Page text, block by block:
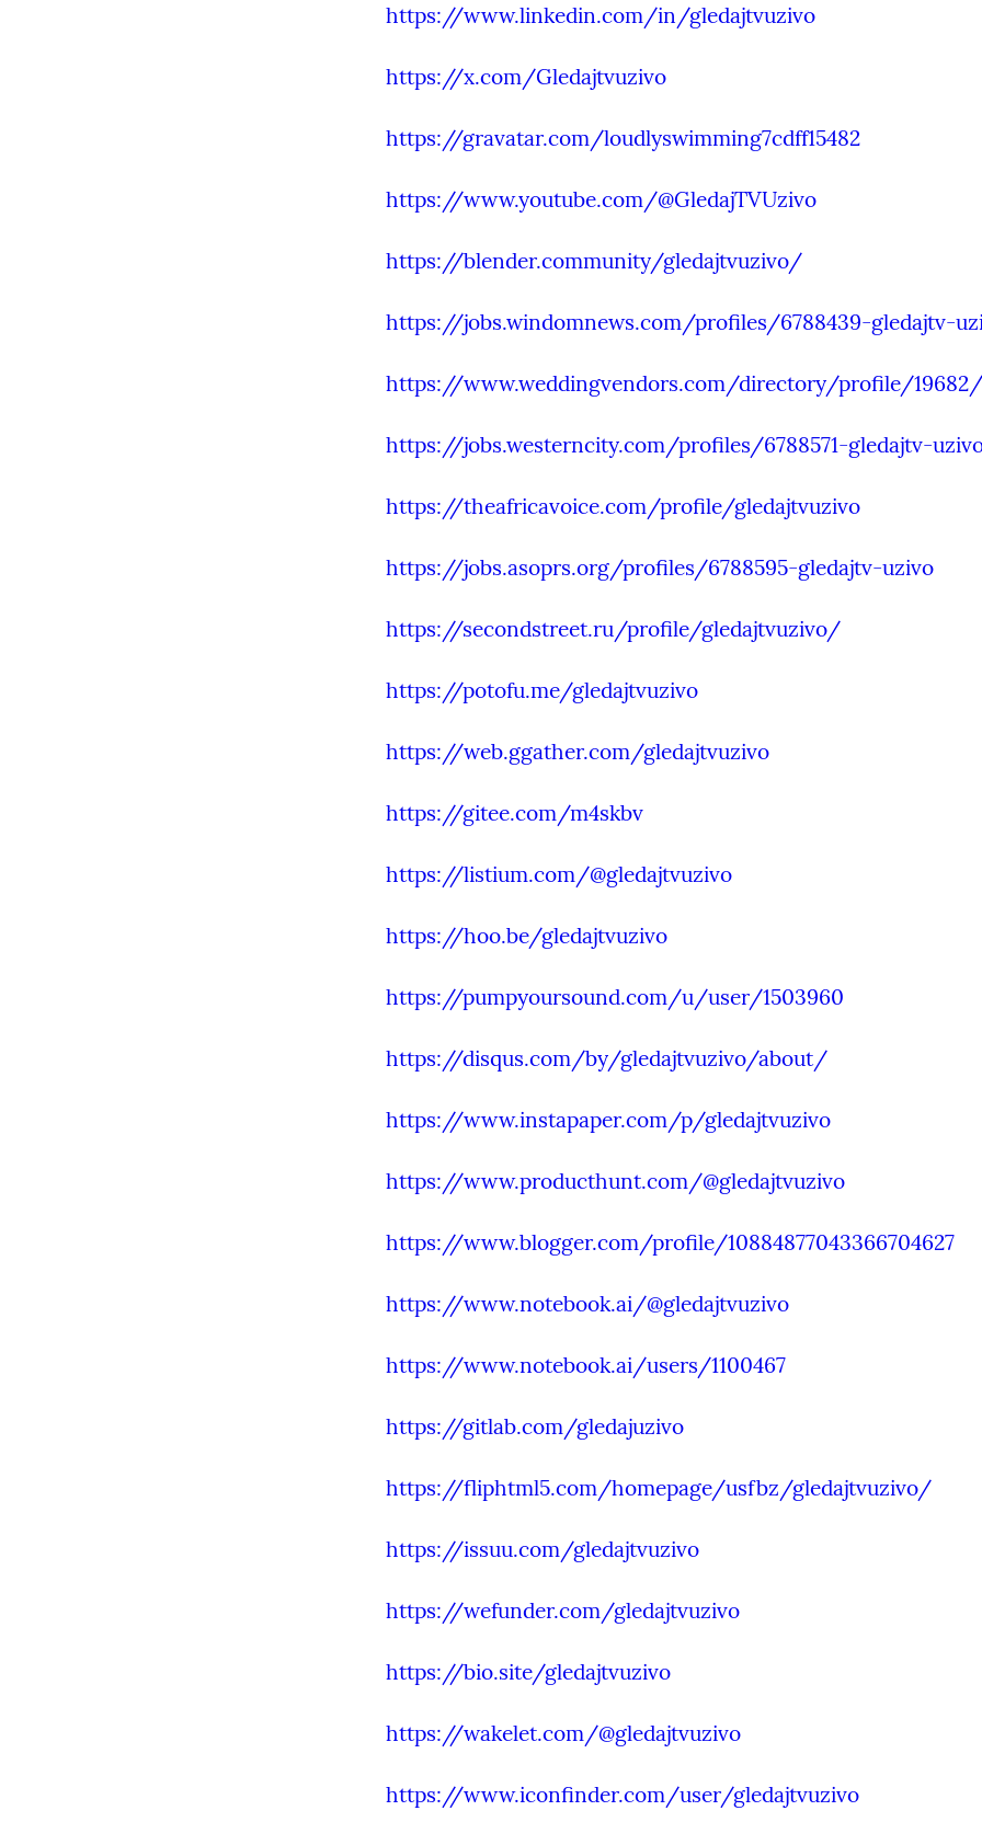
https://www.linkedin.com/in/gledajtvuzivo
https://x.com/Gledajtvuzivo
https://gravatar.com/loudlyswimming7cdff15482
https://www.youtube.com/@GledajTVUzivo
https://blender.community/gledajtvuzivo/
https://jobs.windomnews.com/profiles/6788439-gledajtv-
https://www.weddingvendors.com/directory/profile/19682/
https://jobs.westerncity.com/profiles/6788571-gledajtv-
https://theafricavoice.com/profile/gledajtvuzivo
https://jobs.asoprs.org/profiles/6788595-gledajtv-uzivo
https://secondstreet.ru/profile/gledajtvuzivo/
https://potofu.me/gledajtvuzivo
https://web.ggather.com/gledajtvuzivo
https://gitee.com/m4skbv
https://listium.com/@gledajtvuzivo
https://hoo.be/gledajtvuzivo
https://pumpyoursound.com/u/user/1503960
https://disqus.com/by/gledajtvuzivo/about/
https://www.instapaper.com/p/gledajtvuzivo
https://www.producthunt.com/@gledajtvuzivo
https://www.blogger.com/profile/10884877043366704627
https://www.notebook.ai/@gledajtvuzivo
https://www.notebook.ai/users/1100467
https://gitlab.com/gledajuzivo
https://fliphtml5.com/homepage/usfbz/gledajtvuzivo/
https://issuu.com/gledajtvuzivo
https://wefunder.com/gledajtvuzivo
https://bio.site/gledajtvuzivo
https://wakelet.com/@gledajtvuzivo
https://www.iconfinder.com/user/gledajtvuzivo